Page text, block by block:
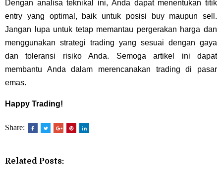
Dengan analisa teknikal ini, Anda dapat menentukan titik
entry yang optimal, baik untuk posisi buy maupun sell.
Jangan lupa untuk tetap memantau pergerakan harga dan
menggunakan strategi trading yang sesuai dengan gaya
dan toleransi risiko Anda. Semoga artikel ini dapat
membantu Anda dalam merencanakan trading di pasar
emas.
Happy Trading!
Share:
Related Posts: